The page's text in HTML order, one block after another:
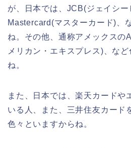
が、日本では、JCB(ジェイシー
Mastercard(マスターカード)、
ね。その他、通称アメックス
メリカン・エキスプレス)、な
ね。
また、日本では、楽天カードや
いる人、また、三井住友カード
色々といますからね。